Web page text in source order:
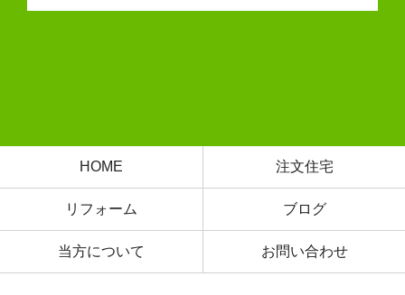
HOME 注文住宅
リフォーム ブログ
当方について お問い合わせ